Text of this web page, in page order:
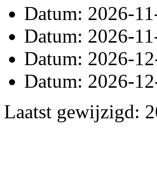
Datum: 2026-
Datum: 2026-
Datum: 2026-
Datum: 2026-
Laatst gewijzigd: